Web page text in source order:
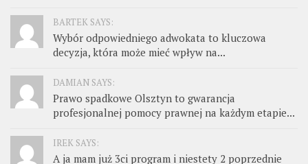
BARTEK SAYS:
Wybór odpowiedniego adwokata to kluczowa
decyzja, która może mieć wpływ na...
DAMIAN SAYS:
Prawo spadkowe Olsztyn to gwarancja
profesjonalnej pomocy prawnej na każdym etapie...
IREK SAYS:
A ja mam już 3ci program i niestety 2 poprzednie